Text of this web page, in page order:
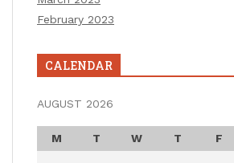
February 2023
CALENDAR
AUGUST 2026
M T W T F